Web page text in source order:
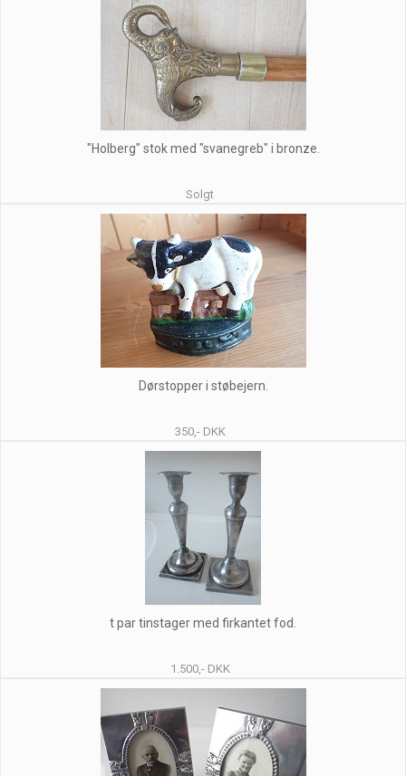
"Holberg" stok med "svanegreb" i bronze.
Solgt
Dørstopper i støbejern.
350,- DKK
t par tinstager med firkantet fod.
1.500,- DKK